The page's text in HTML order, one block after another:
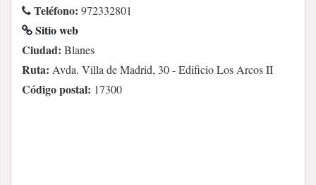
Teléfono: 972332801
Sitio web
Ciudad: Blanes
Ruta: Avda. Villa de Madrid, 30 - Edificio Los Arcos II
Código postal: 17300